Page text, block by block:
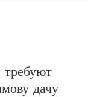
требуют
дачу